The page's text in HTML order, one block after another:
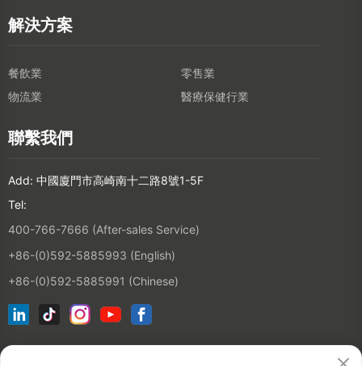
解決方案
餐飲業
零售業
物流業
醫療保健行業
聯繫我們
Add: 中國廈門市高崎南十二路8號1-5F
Tel:
400-766-7666 (After-sales Service)
+86-(0)592-5885993 (English)
+86-(0)592-5885991 (Chinese)